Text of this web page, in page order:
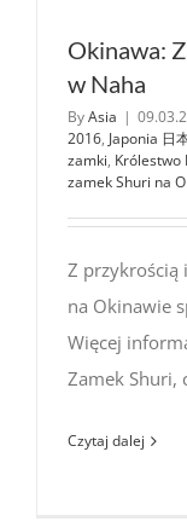
Okinawa:
w Naha
ByAsia |
2016, Japonia 日
zamki, Królestwo
zamek Shuri na
Z przykrością
na Okinawie
Więcej
Zamek Shuri,
Czytaj dalej